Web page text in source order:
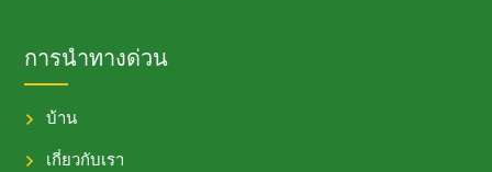
การนำทางด่วน
บ้าน
เกี่ยวกับเรา